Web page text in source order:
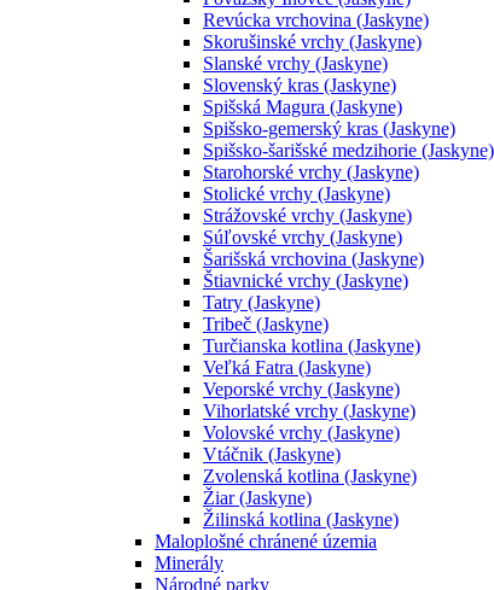
Revúcka vrchovina (Jaskyne)
Skorušinské vrchy (Jaskyne)
Slanské vrchy (Jaskyne)
Slovenský kras (Jaskyne)
Spišská Magura (Jaskyne)
Spišsko-gemerský kras (Jaskyne)
Spišsko-šarišské medzihorie (Jaskyne)
Starohorské vrchy (Jaskyne)
Stolické vrchy (Jaskyne)
Strážovské vrchy (Jaskyne)
Súľovské vrchy (Jaskyne)
Šarišská vrchovina (Jaskyne)
Štiavnické vrchy (Jaskyne)
Tatry (Jaskyne)
Tribeč (Jaskyne)
Turčianska kotlina (Jaskyne)
Veľká Fatra (Jaskyne)
Veporské vrchy (Jaskyne)
Vihorlatské vrchy (Jaskyne)
Volovské vrchy (Jaskyne)
Vtáčnik (Jaskyne)
Zvolenská kotlina (Jaskyne)
Žiar (Jaskyne)
Žilinská kotlina (Jaskyne)
Maloplošné chránené územia
Minerály
Národné parky